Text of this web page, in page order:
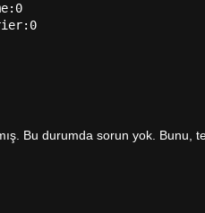
Bu durumda sorun yok. Bunu,